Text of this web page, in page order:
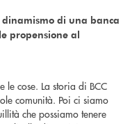
di una banca
propensione al
cose. La storia di BCC
comunità. Poi ci siamo
che possiamo tenere